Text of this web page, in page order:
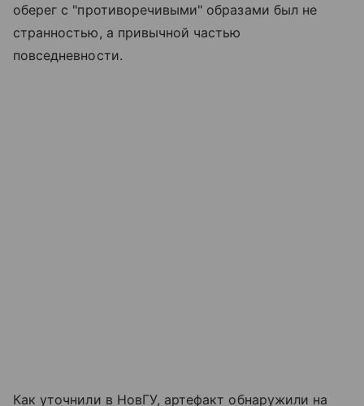
оберег с "противоречивыми" образами был не
странностью, а привычной частью
повседневности.
Как уточнили в НовГУ, артефакт обнаружили на